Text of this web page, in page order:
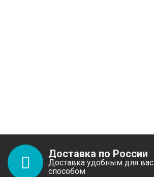
Доставка по России
Доставка удобным для вас
способом